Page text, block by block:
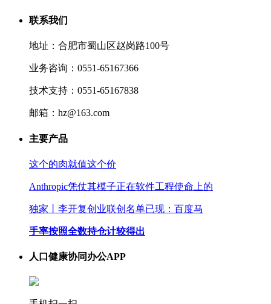
联系我们
地址：合肥市蜀山区赵岗路100号
业务咨询：0551-65167366
技术支持：0551-65167838
邮箱：hz@163.com
主要产品
这个的肉就值这个价
Anthropic凭仗其模子正在软件工程使命上的
独家丨李开复创业联创名单已现：百度马
手率按照全数持仓计较得出
人口健康协同办公APP